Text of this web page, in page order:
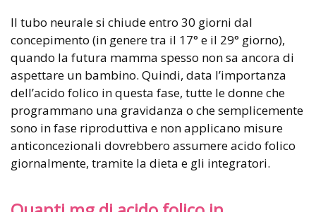
Il tubo neurale si chiude entro 30 giorni dal
concepimento (in genere tra il 17° e il 29° giorno),
quando la futura mamma spesso non sa ancora di
aspettare un bambino. Quindi, data l’importanza
dell’acido folico in questa fase, tutte le donne che
programmano una gravidanza o che semplicemente
sono in fase riproduttiva e non applicano misure
anticoncezionali dovrebbero assumere acido folico
giornalmente, tramite la dieta e gli integratori.